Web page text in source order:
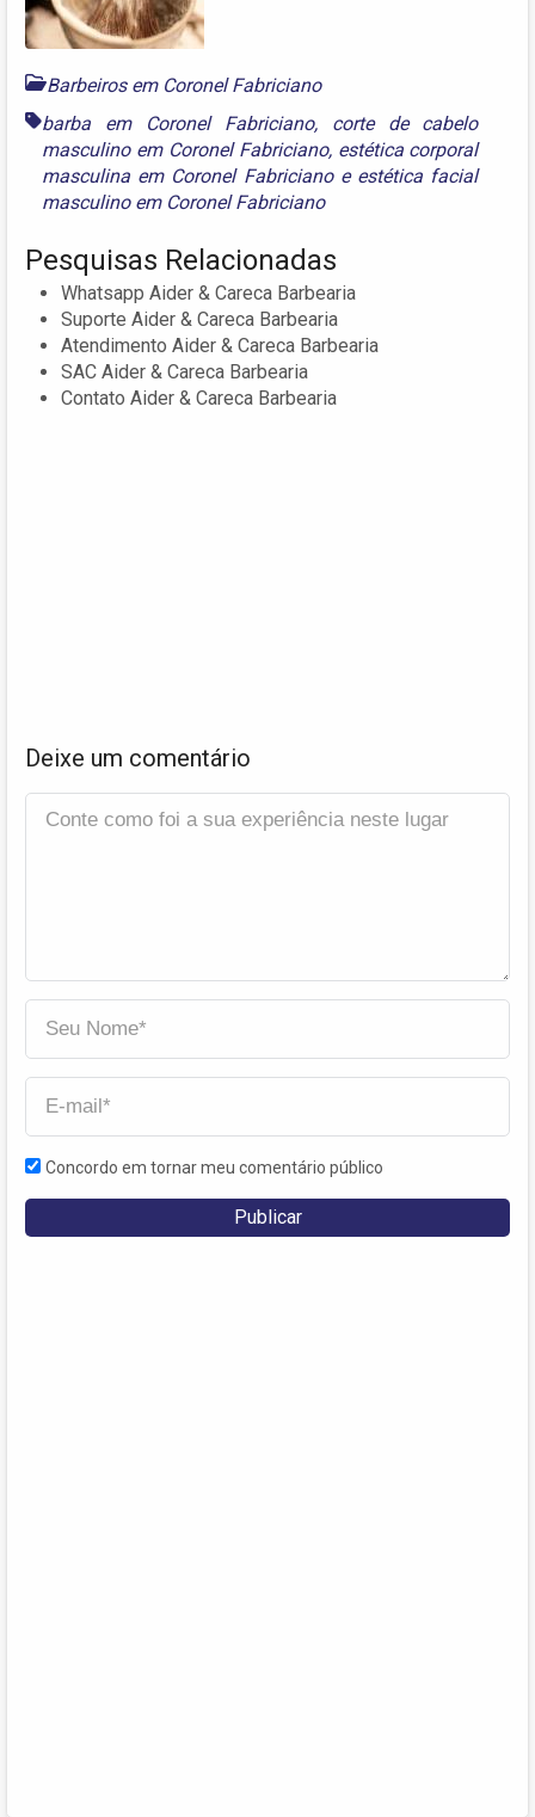
Barbeiros em Coronel Fabriciano
barba em Coronel Fabriciano, corte de cabelo
masculino em Coronel Fabriciano, estética corporal
masculina em Coronel Fabricianoe estética facial
masculino em Coronel Fabriciano
Pesquisas Relacionadas
Whatsapp Aider & Careca Barbearia
Suporte Aider & Careca Barbearia
Atendimento Aider & Careca Barbearia
SAC Aider & Careca Barbearia
Contato Aider & Careca Barbearia
Deixe um comentário
Concordo em tornar meu comentário público